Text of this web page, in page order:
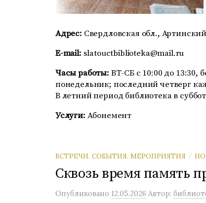
Адрес: Свердловская обл.,
E-mail: slatouctbiblioteka@mail.ru
Часы работы: ВТ-СБ с 10:00 до 13:30,
понедельник; последний четверг
В летний период библиотека в
Услуги: Абонемент
ВСТРЕЧИ. СОБЫТИЯ. МЕРОПРИЯТИЯ /
Сквозь время память
Опубликовано 12.05.2026 Автор: